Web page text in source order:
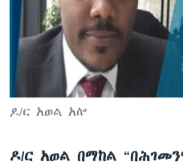
ቋንቋዎች
ዶ/ር አወል አሎ
ዶ/ር አወል በማከል